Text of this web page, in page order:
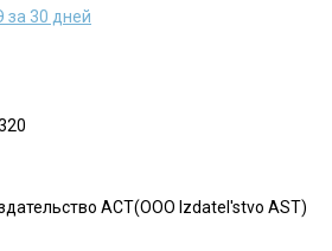
за 30 дней
АСТ(OOO Izdatel'stvo AST)